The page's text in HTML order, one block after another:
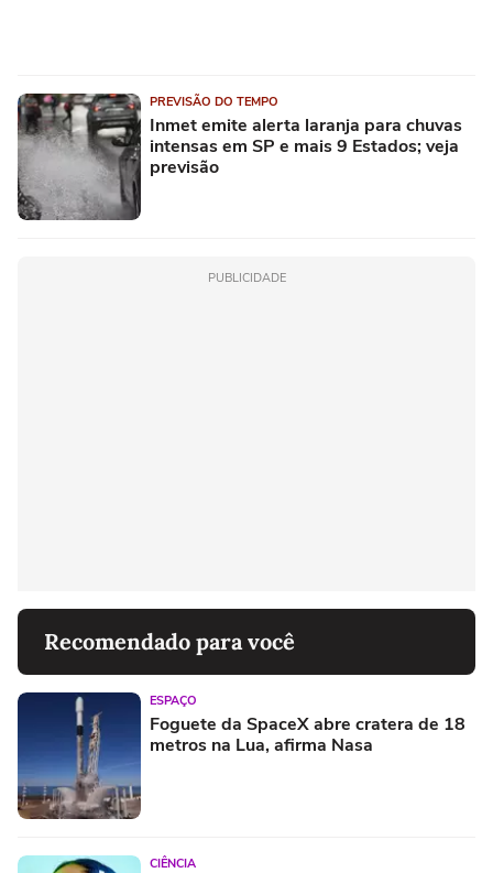
PREVISÃO DO TEMPO
Inmet emite alerta laranja para chuvas
intensas em SP e mais 9 Estados; veja
previsão
PUBLICIDADE
Recomendado para você
ESPAÇO
Foguete da SpaceX abre cratera de 18
metros na Lua, afirma Nasa
CIÊNCIA